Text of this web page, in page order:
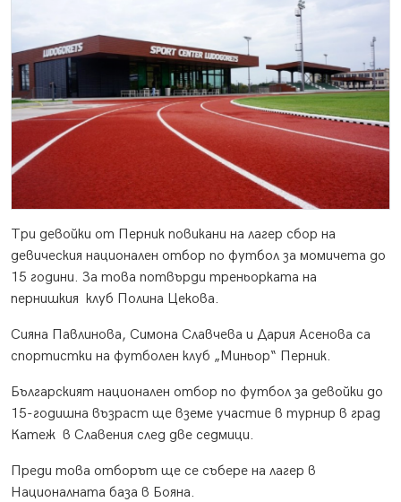
Три девойки от Перник повикани на лагер сбор на
девическия национален отбор по футбол за момичета до
15 години. За това потвърди треньорката на
пернишкия клуб Полина Цекова.
Сияна Павлинова, Симона Славчева и Дария Асенова са
спортистки на футболен клуб „Миньор“ Перник.
Българският национален отбор по футбол за девойки до
15-годишна възраст ще вземе участие в турнир в град
Катеж в Славения след две седмици.
Преди това отборът ще се събере на лагер в
Националната база в Бояна.